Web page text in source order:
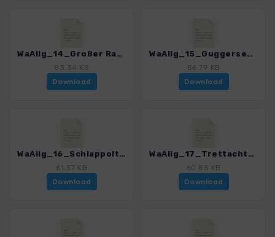
WaAllg_14_Großer Rappensee_3143_1.gpx
83.34 KB
Download
WaAllg_15_Guggersee_3143_1.gpx
56.79 KB
Download
WaAllg_16_Schlappoltsee_3143_1.gpx
61.57 KB
Download
WaAllg_17_Trettachtal_3143_1.gpx
60.85 KB
Download